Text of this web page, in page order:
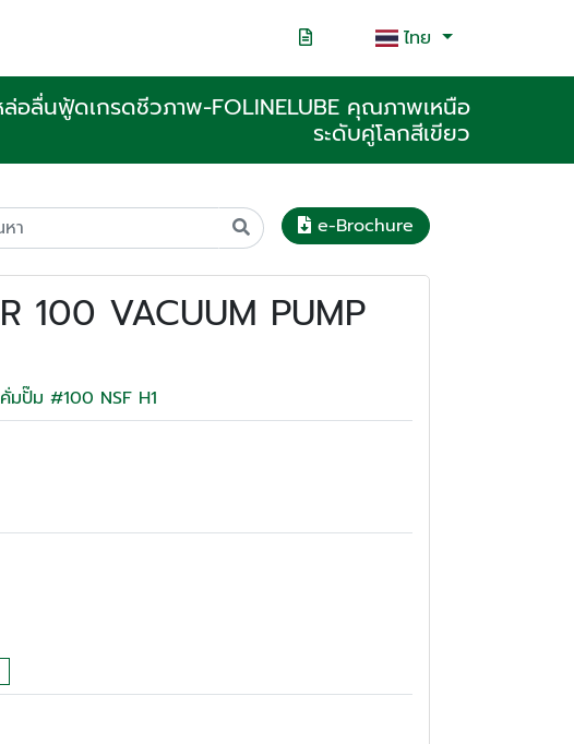
ไทย
ล่อลื่นฟู้ดเกรดชีวภาพ-FOLINELUBE คุณภาพเหนือ
ระดับคู่โลกสีเขียว
e-Brochure
100 VACUUM PUMP
มปั๊ม #100 NSF H1